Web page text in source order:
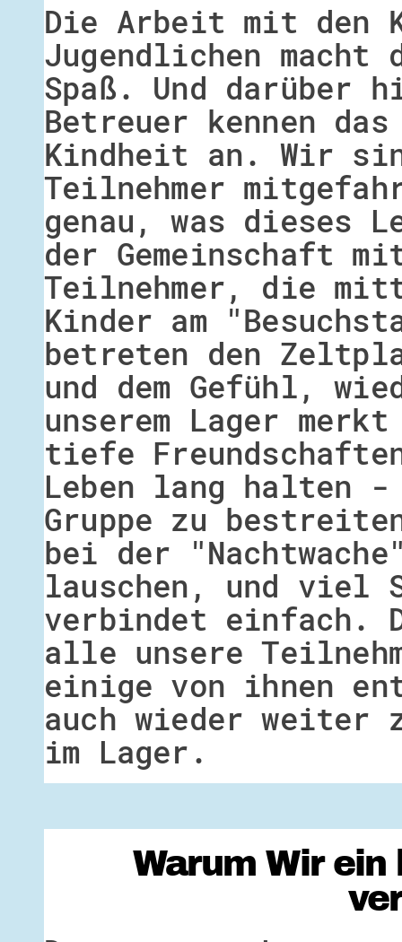
Die Arbeit mit den
Jugendlichen macht
Spaß. Und darüber
Betreuer kennen
Kindheit an. Wir
Teilnehmer
genau, was dieses
der Gemeinschaft
Teilnehmer, die
Kinder am
betreten den
und dem Gefühl,
unserem Lager
tiefe
Leben lang halten -
Gruppe zu
bei der
lauschen, und viel
verbindet einfach.
alle unsere
einige von ihnen
auch wieder weiter
im Lager.
Warum Wir